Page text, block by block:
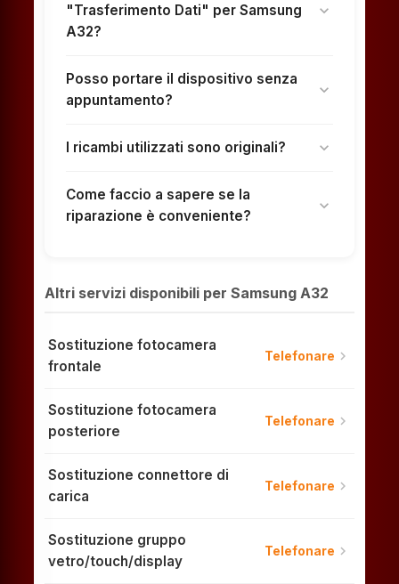
"Trasferimento Dati" per Samsung
A32?
expand_more
Posso portare il dispositivo senza
appuntamento?
expand_more
I ricambi utilizzati sono originali? expand_more
Come faccio a sapere se la
riparazione è conveniente?
expand_more
Altri servizi disponibili per Samsung A32
Sostituzione fotocamera
frontale
Telefonare chevron_right
Sostituzione fotocamera
posteriore
Telefonare chevron_right
Sostituzione connettore di
carica
Telefonare chevron_right
Sostituzione gruppo
vetro/touch/display
Telefonare chevron_right